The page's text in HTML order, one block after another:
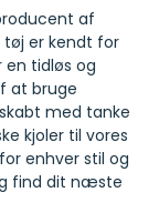
af
tøj er kendt for
en tidløs og
at bruge
med tanke
kjoler til vores
enhver stil og
find dit næste